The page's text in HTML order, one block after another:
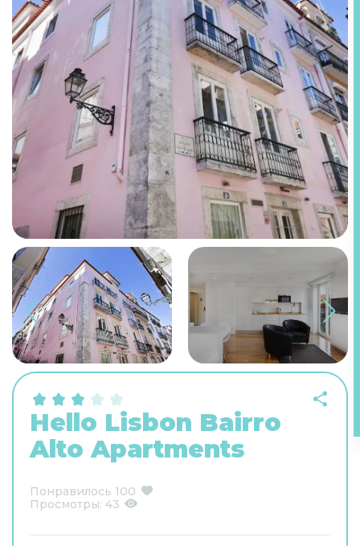
Hello Lisbon Bairro
Alto Apartments
Понравилось 100
Просмотры: 43